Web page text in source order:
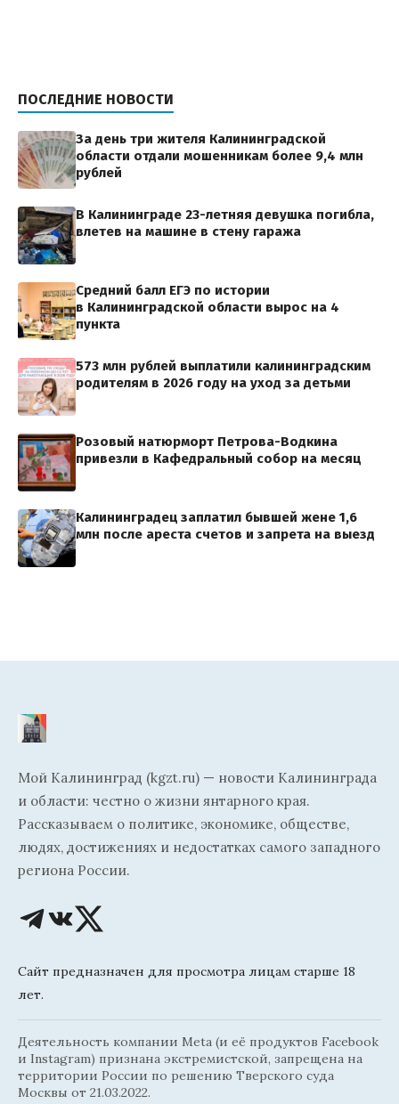
ПОСЛЕДНИЕ НОВОСТИ
За день три жителя Калининградской
области отдали мошенникам более 9,4 млн
рублей
В Калининграде 23-летняя девушка погибла,
влетев на машине в стену гаража
Средний балл ЕГЭ по истории
в Калининградской области вырос на 4
пункта
573 млн рублей выплатили калининградским
родителям в 2026 году на уход за детьми
Розовый натюрморт Петрова-Водкина
привезли в Кафедральный собор на месяц
Калининградец заплатил бывшей жене 1,6
млн после ареста счетов и запрета на выезд
Мой Калининград (kgzt.ru) — новости Калининграда
и области: честно о жизни янтарного края.
Рассказываем о политике, экономике, обществе,
людях, достижениях и недостатках самого западного
региона России.
Сайт предназначен для просмотра лицам старше 18
лет.
Деятельность компании Meta (и её продуктов Facebook
и Instagram) признана экстремистской, запрещена на
территории России по решению Тверского суда
Москвы от 21.03.2022.